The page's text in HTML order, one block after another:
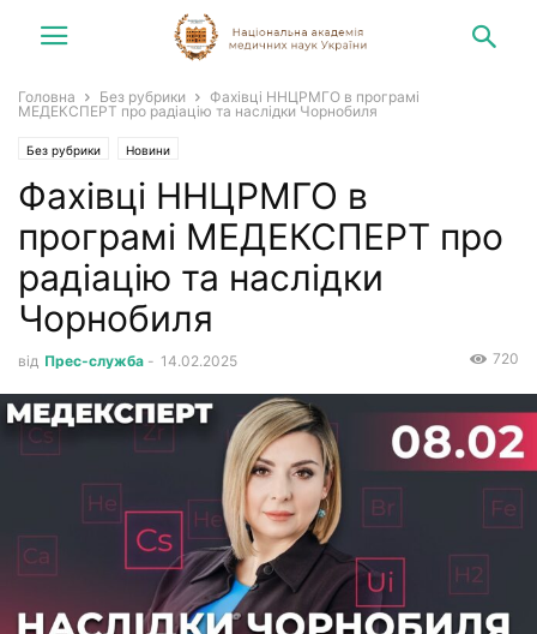
Головна Без рубрики
Фахівці ННЦРМГО в програмі
МЕДЕКСПЕРТ про радіацію та наслідки Чорнобиля
Без рубрики Новини
Фахівці ННЦРМГО в
програмі МЕДЕКСПЕРТ про
радіацію та наслідки
Чорнобиля
від Прес-служба - 14.02.2025 720